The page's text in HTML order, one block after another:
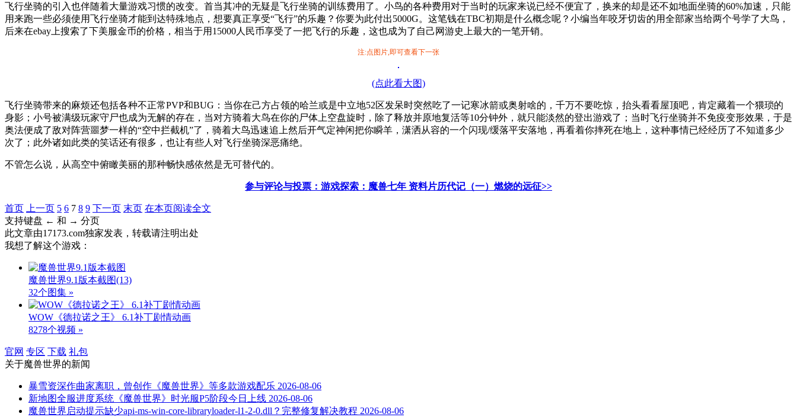
飞行坐骑的引入也伴随着大量游戏习惯的改变。首当其冲的无疑是飞行坐骑的训练费用了。小鸟的各种费用对于当时的玩家来说已经不便宜了，换来的却是还不如地面坐骑的60%加速，只能
用来跑一些必须使用飞行坐骑才能到达特殊地点，想要真正享受“飞行”的乐趣？你要为此付出5000G。这笔钱在TBC初期是什么概念呢？小编当年咬牙切齿的用全部家当给两个号学了大鸟，
后来在ebay上搜索了下美服金币的价格，相当于用15000人民币享受了一把飞行的乐趣，这也成为了自己网游史上最大的一笔开销。
注:点图片,即可查看下一张
(点此看大图)
飞行坐骑带来的麻烦还包括各种不正常PVP和BUG：当你在己方占领的哈兰或是中立地52区发呆时突然吃了一记寒冰箭或奥射啥的，千万不要吃惊，抬头看看屋顶吧，肯定藏着一个猥琐的
身影；小号被满级玩家守尸也成为无解的存在，当对方骑着大鸟在你的尸体上空盘旋时，除了释放并原地复活等10分钟外，就只能淡然的登出游戏了；当时飞行坐骑并不免疫变形效果，于是
奥法便成了敌对阵营噩梦一样的“空中拦截机”了，骑着大鸟迅速追上然后开气定神闲把你瞬羊，潇洒从容的一个闪现/缓落平安落地，再看着你摔死在地上，这种事情已经经历了不知道多少
次了；此外诸如此类的笑话还有很多，也让有些人对飞行坐骑深恶痛绝。
不管怎么说，从高空中俯瞰美丽的那种畅快感依然是无可替代的。
参与评论与投票：游戏探索：魔兽七年 资料片历代记（一）燃烧的远征>>
首页 上一页 5 6 7 8 9 下一页 末页 在本页阅读全文
支持键盘 ← 和 → 分页
此文章由17173.com独家发表，转载请注明出处
我想了解这个游戏：
魔兽世界9.1版本截图(13)
32个图集 »
WOW《德拉诺之王》 6.1补丁剧情动画
8278个视频 »
官网 专区 下载 礼包
关于魔兽世界的新闻
暴雪资深作曲家离职，曾创作《魔兽世界》等多款游戏配乐 2026-08-06
新地图全服进度系统《魔兽世界》时光服P5阶段今日上线 2026-08-06
魔兽世界启动提示缺少api-ms-win-core-libraryloader-l1-2-0.dll？完整修复解决教程 2026-08-06